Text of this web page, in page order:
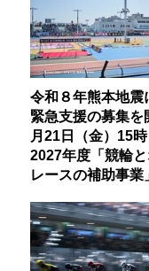
令和８年熊本地震
緊急支援の募集を
月21日（金）15
2027年度「競輪と
レースの補助事業